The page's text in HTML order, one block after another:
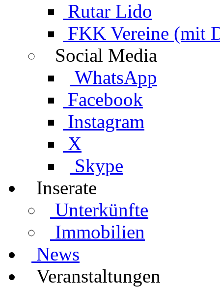
Rutar Lido
FKK Vereine (mit
Social Media
WhatsApp
Facebook
Instagram
X
Skype
Inserate
Unterkünfte
Immobilien
News
Veranstaltungen